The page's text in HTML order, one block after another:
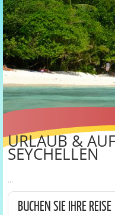
URLAUB &
SEYCHELLEN
...
BUCHEN SIE IHRE REISE